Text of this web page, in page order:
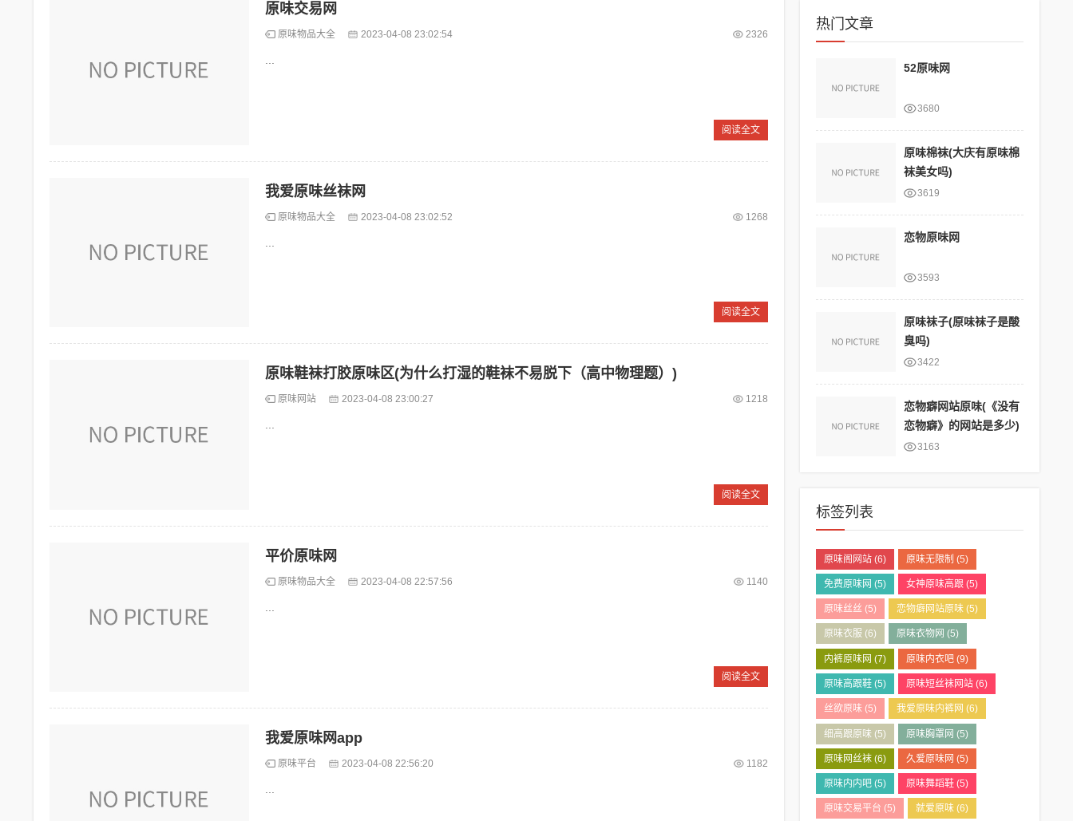
原味交易网
原味物品大全 2023-04-08 23:02:54 2326
阅读全文
我爱原味丝袜网
原味物品大全 2023-04-08 23:02:52 1268
阅读全文
原味鞋袜打胶原味区(为什么打湿的鞋袜不易脱下（高中物理题）)
原味网站 2023-04-08 23:00:27 1218
阅读全文
平价原味网
原味物品大全 2023-04-08 22:57:56 1140
阅读全文
我爱原味网app
原味平台 2023-04-08 22:56:20 1182
热门文章
52原味网
3680
原味棉袜(大庆有原味棉
袜美女吗)
3619
恋物原味网
3593
原味袜子(原味袜子是酸
臭吗)
3422
恋物癖网站原味(《没有
恋物癖》的网站是多少)
3163
标签列表
原味阁网站 (6) 原味无限制 (5)
免费原味网 (5) 女神原味高跟 (5)
原味丝丝 (5) 恋物癖网站原味 (5)
原味衣服 (6) 原味衣物网 (5)
内裤原味网 (7) 原味内衣吧 (9)
原味高跟鞋 (5) 原味短丝袜网站 (6)
丝欲原味 (5) 我爱原味内裤网 (6)
细高跟原味 (5) 原味胸罩网 (5)
原味网丝袜 (6) 久爱原味网 (5)
原味内内吧 (5) 原味舞蹈鞋 (5)
原味交易平台 (5) 就爱原味 (6)